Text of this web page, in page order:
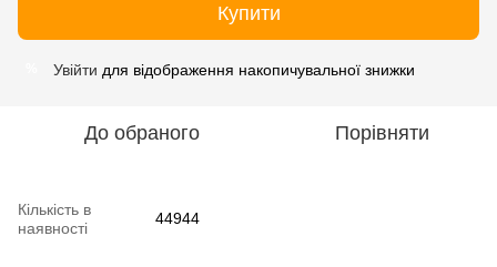
Купити
Увійти для відображення накопичувальної знижки
До обраного Порівняти
Кількість в
наявності
44944